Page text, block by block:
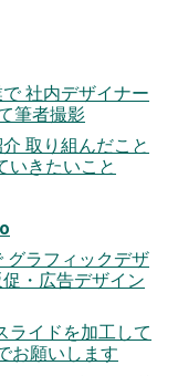
社内デザイナー
筆者撮影
取り組んだこと
いきたいこと
グラフィックデザ
・広告デザイン
ライドを加工して
お願いします